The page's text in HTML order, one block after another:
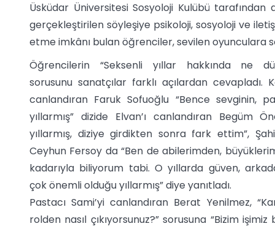
Üsküdar Üniversitesi Sosyoloji Kulübü
gerçekleştirilen söyleşiye psikoloji, sosyoloji ve
etme imkânı bulan öğrenciler, sevilen oyunculara
Öğrencilerin “Seksenli yıllar hakkında ne
sorusunu sanatçılar farklı açılardan cevapladı.
canlandıran Faruk Sofuoğlu “Bence sevginin,
yıllarmış” dizide Elvan’ı canlandıran Begüm
yıllarmış, diziye girdikten sonra fark ettim”,
Ceyhun Fersoy da “Ben de abilerimden,
kadarıyla biliyorum tabi. O yıllarda güven,
çok önemli olduğu yıllarmış” diye yanıtladı.
Pastacı Sami’yi canlandıran Berat Yenilmez,
rolden nasıl çıkıyorsunuz?” sorusuna “Bizim